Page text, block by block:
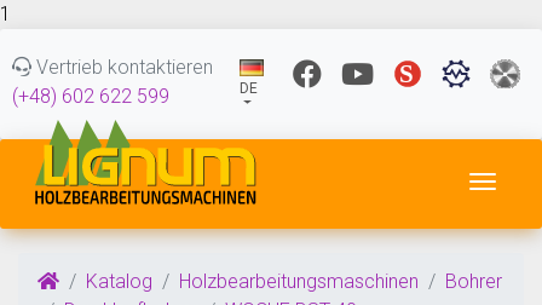
1
Vertrieb kontaktieren
(+48) 602 622 599
DE
Katalog Holzbearbeitungsmaschinen
Bohrer